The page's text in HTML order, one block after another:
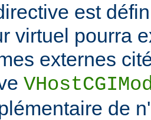
est
virtuel pourra
externes
de